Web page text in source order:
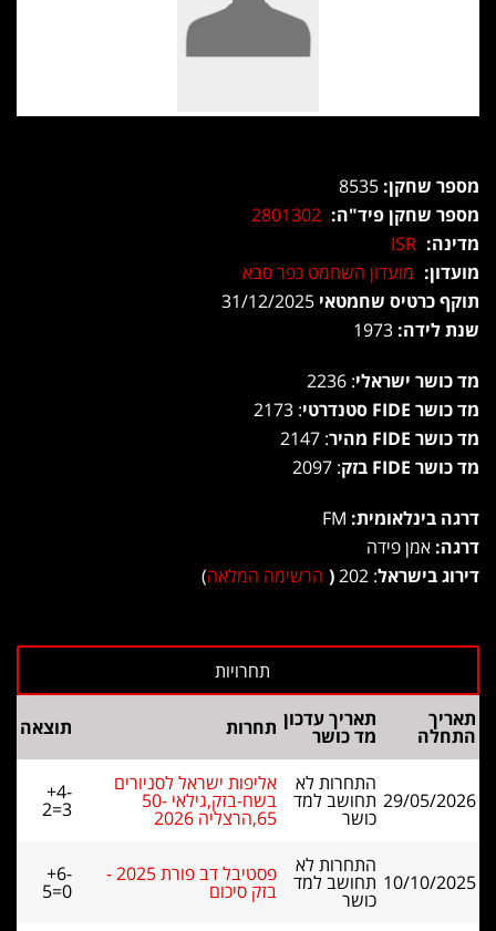
מספר שחקן:
מספר שחקן פיד"ה: 2801302
מדינה: ISR
מועדון: מועדון השחמט כפר סבא
תוקף כרטיס שחמטאי
שנת לידה:
מד כושר ישראלי: 2236
מד כושר FIDE סטנדרטי
: 2173
מד כושר FIDE מהיר
: 2147
מד כושר FIDE בזק
: 2097
דרגה בינלאומית:
דרגה: אמן פידה
דירוג בישראל: 202
( הרשימה המלאה)
תאריך
התחלה
תאריך עדכון
מד כושר תחרות תוצאה
29/05/2026
התחרות לא
תחושב למד
כושר
אליפות ישראל לסניורים
בשח-בזק,גילאי 50-
65,הרצליה 2026
+4-
2=3
10/10/2025
התחרות לא
תחושב למד
כושר
פסטיבל דב פורת 2025 -
בזק סיכום
+6-
5=0